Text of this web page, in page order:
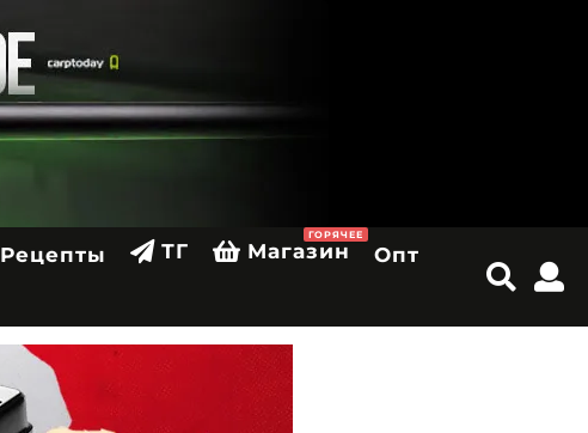
Рецепты ТГ Магазин
ГОРЯЧЕЕ
Опт